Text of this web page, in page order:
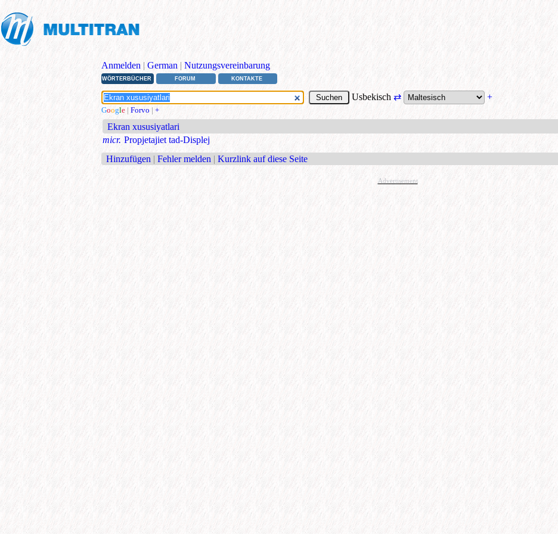
Anmelden | German | Nutzungsvereinbarung
WÖRTERBÜCHER FORUM KONTAKTE
Usbekisch ⇄ +
Google | Forvo | +
Ekran xususiyatlari
micr. Propjetajiet tad-Displej
Hinzufügen | Fehler melden | Kurzlink auf diese Seite
Advertisement